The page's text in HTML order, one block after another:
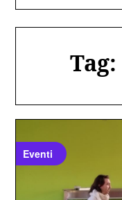
Tag:
Eventi